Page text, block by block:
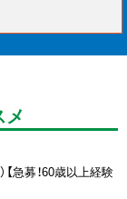
急募！60歳以上経験